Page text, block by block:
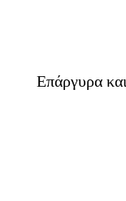
Επάργυρα